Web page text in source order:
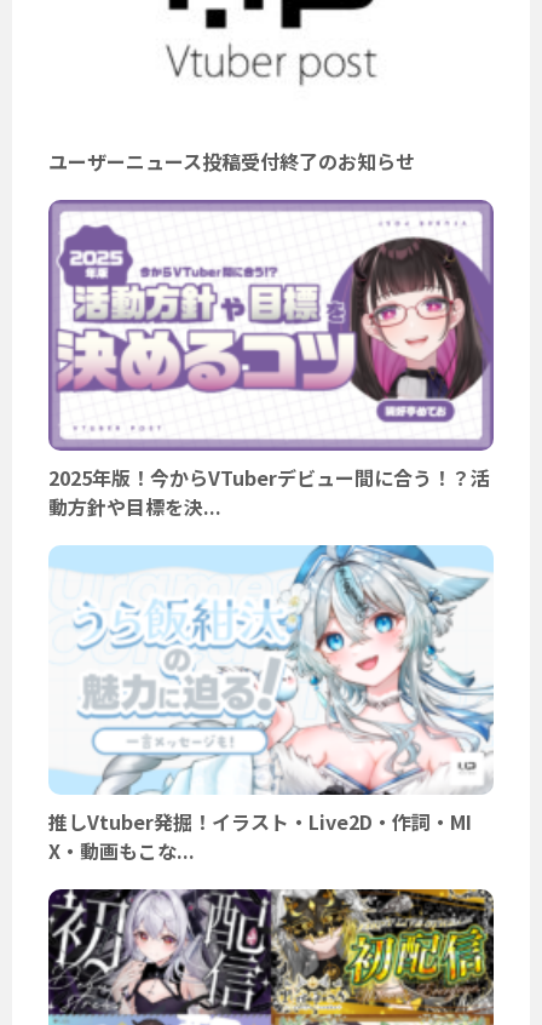
ユーザーニュース投稿受付終了のお知らせ
2025年版！今からVTuberデビュー間に合う！？活
動方針や目標を決...
推しVtuber発掘！イラスト・Live2D・作詞・MI
X・動画もこな...